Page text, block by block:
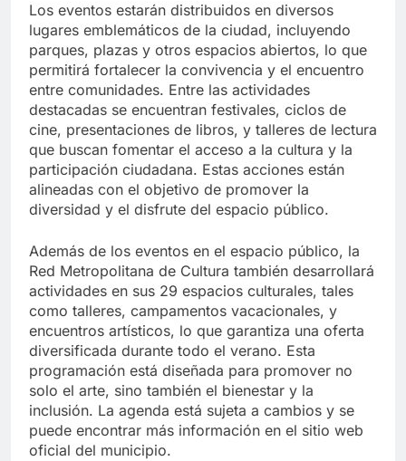
Los eventos estarán distribuidos en diversos
lugares emblemáticos de la ciudad, incluyendo
parques, plazas y otros espacios abiertos, lo que
permitirá fortalecer la convivencia y el encuentro
entre comunidades. Entre las actividades
destacadas se encuentran festivales, ciclos de
cine, presentaciones de libros, y talleres de lectura
que buscan fomentar el acceso a la cultura y la
participación ciudadana. Estas acciones están
alineadas con el objetivo de promover la
diversidad y el disfrute del espacio público.
Además de los eventos en el espacio público, la
Red Metropolitana de Cultura también desarrollará
actividades en sus 29 espacios culturales, tales
como talleres, campamentos vacacionales, y
encuentros artísticos, lo que garantiza una oferta
diversificada durante todo el verano. Esta
programación está diseñada para promover no
solo el arte, sino también el bienestar y la
inclusión. La agenda está sujeta a cambios y se
puede encontrar más información en el sitio web
oficial del municipio.